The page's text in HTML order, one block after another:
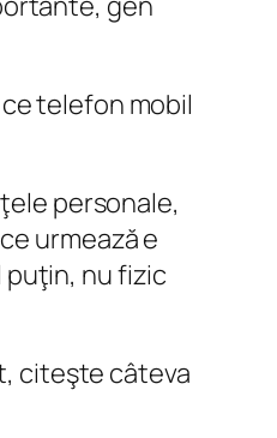
telefon mobil
personale,
urmează e
puţin, nu fizic
citeşte câteva